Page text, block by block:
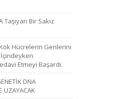
Taşıyan Bir Sakız
Hücrelerin Genlerini
Etmeyi Başardı.
DNA
UZAYACAK